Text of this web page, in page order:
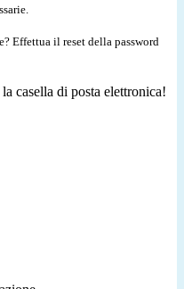
Effettua il reset della password
casella di posta elettronica!